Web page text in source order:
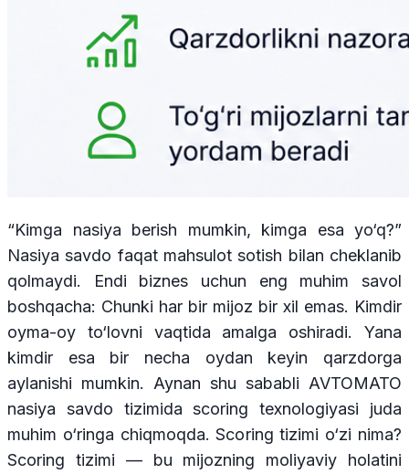
“Kimga nasiya berish mumkin, kimga esa yo‘q?”
Nasiya savdo faqat mahsulot sotish bilan cheklanib
qolmaydi. Endi biznes uchun eng muhim savol
boshqacha: Chunki har bir mijoz bir xil emas. Kimdir
oyma-oy to‘lovni vaqtida amalga oshiradi. Yana
kimdir esa bir necha oydan keyin qarzdorga
aylanishi mumkin. Aynan shu sababli AVTOMATO
nasiya savdo tizimida scoring texnologiyasi juda
muhim o‘ringa chiqmoqda. Scoring tizimi o‘zi nima?
Scoring tizimi — bu mijozning moliyaviy holatini